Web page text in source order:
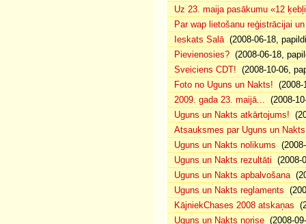
Uz 23. maija pasākumu «12
Par wap lietošanu reģistrācijai
Ieskats Salā(2008-06-18,
Pievienosies? (2008-06-18,
Sveiciens CDT! (2008-10-06,
Foto no Uguns un Nakts! (2008-
2009. gada 23. maijā... (2008-
Uguns un Nakts atkārtojums!
Atsauksmes par Uguns un Nakts
Uguns un Nakts nolikums
Uguns un Nakts rezultāti (2008-
Uguns un Nakts apbalvošana
Uguns un Nakts reglaments
KājniekChases 2008 atskaņas
Uguns un Nakts norise (2008-